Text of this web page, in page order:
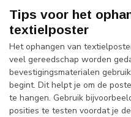
Tips voor het
textielposter
Het ophangen van
veel gereedschap worden
bevestigingsmaterialen
begint. Dit helpt je om de
te hangen. Gebruik
posities te testen voordat je